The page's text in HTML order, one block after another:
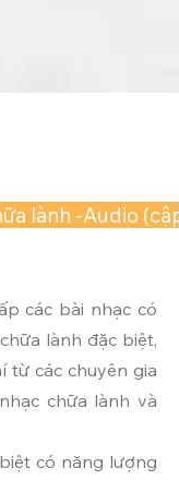
100% L OVE
lành -Audio
các bài nhạc có
lành đặc biệt,
từ các chuyên gia
chữa lành và
có năng lượng